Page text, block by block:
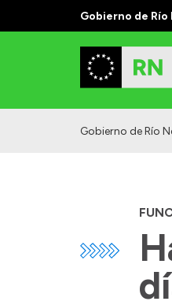
Gobierno de Río
Gobierno de Río